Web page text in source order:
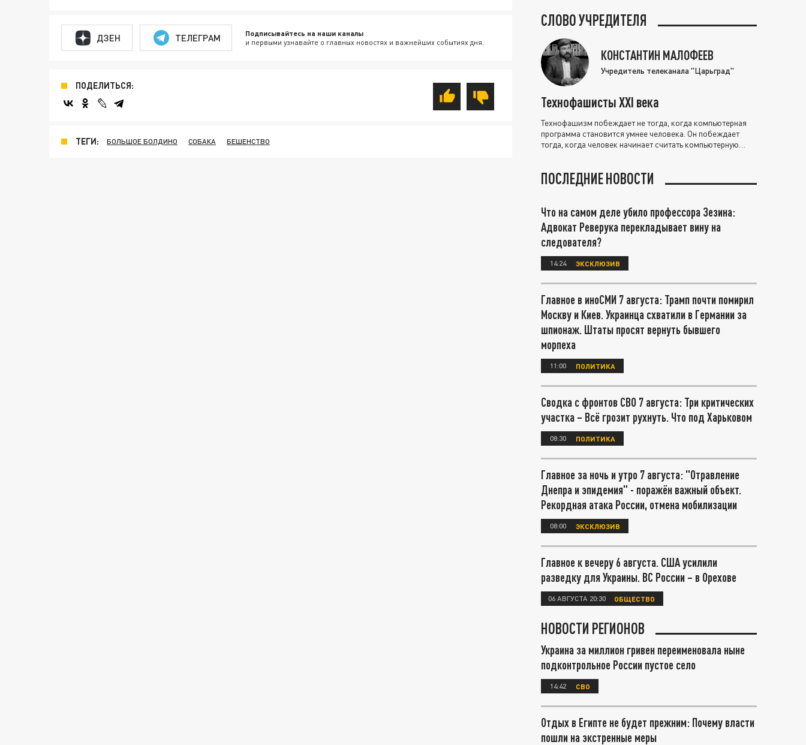
ДЗЕН ТЕЛЕГРАМ Подписывайтесь на наши каналы
и первыми узнавайте о главных новостях и важнейших событиях дня.
ПОДЕЛИТЬСЯ:
ТЕГИ: БОЛЬШОЕ БОЛДИНО СОБАКА БЕШЕНСТВО
СЛОВО УЧРЕДИТЕЛЯ
КОНСТАНТИН МАЛОФЕЕВ
Учредитель телеканала "Царьград"
Технофашисты XXI века
Технофашизм побеждает не тогда, когда компьютерная
программа становится умнее человека. Он побеждает
тогда, когда человек начинает считать компьютерную
ПОСЛЕДНИЕ НОВОСТИ
Что на самом деле убило профессора Зезина:
Адвокат Реверука перекладывает вину на
следователя?
14:24 ЭКСКЛЮЗИВ
Главное в иноСМИ 7 августа: Трамп почти помирил
Москву и Киев. Украинца схватили в Германии за
шпионаж. Штаты просят вернуть бывшего
морпеха
11:00 ПОЛИТИКА
Сводка с фронтов СВО 7 августа: Три критических
участка – Всё грозит рухнуть. Что под Харьковом
08:30 ПОЛИТИКА
Главное за ночь и утро 7 августа: "Отравление
Днепра и эпидемия" - поражён важный объект.
Рекордная атака России, отмена мобилизации
08:00 ЭКСКЛЮЗИВ
Главное к вечеру 6 августа. США усилили
разведку для Украины. ВС России – в Орехове
06 АВГУСТА 20:30 ОБЩЕСТВО
НОВОСТИ РЕГИОНОВ
Украина за миллион гривен переименовала ныне
подконтрольное России пустое село
14:42 СВО
Отдых в Египте не будет прежним: Почему власти
пошли на экстренные меры